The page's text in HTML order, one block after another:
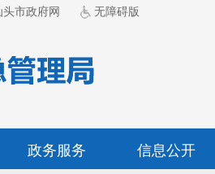
头市政府网 无障碍版
政务服务 信息公开